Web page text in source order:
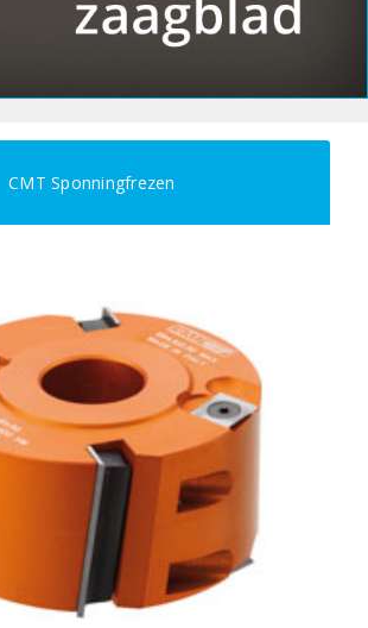
CMT Sponningfrezen